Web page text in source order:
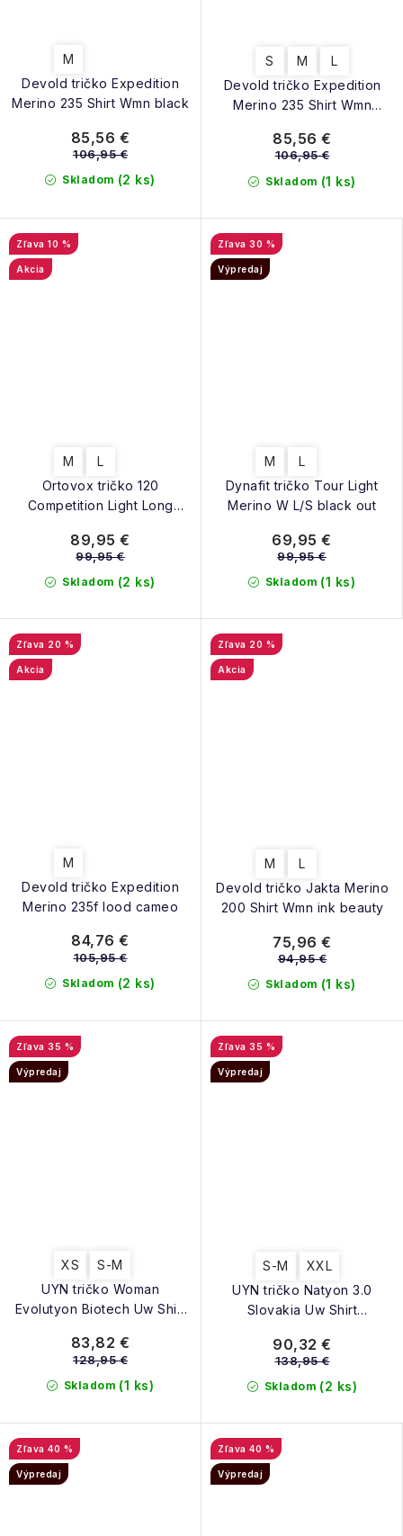
Devold tričko Expedition
Merino 235 Shirt Wmn black
M
Skladom (2 ks)
85,56 €
106,95 €
Devold tričko Expedition
Merino 235 Shirt Wmn
S M L
Skladom (1 ks)
85,56 €
106,95 €
Ortovox tričko 120
Competition Light Long
10 %
Akcia
M L
Skladom (2 ks)
89,95 €
99,95 €
Dynafit tričko Tour Light
Merino W L/S black out
30 %
Výpredaj
M L
Skladom (1 ks)
69,95 €
99,95 €
Devold tričko Expedition
Merino 235f lood cameo
20 %
Akcia
M
Skladom (2 ks)
84,76 €
105,95 €
Devold tričko Jakta Merino
200 Shirt Wmn ink beauty
20 %
Akcia
M L
Skladom (1 ks)
75,96 €
94,95 €
UYN tričko Woman
Evolutyon Biotech Uw Shirt
35 %
Výpredaj
XS S-M
Skladom (1 ks)
83,82 €
128,95 €
UYN tričko Natyon 3.0
Slovakia Uw Shirt
35 %
Výpredaj
S-M XXL
Skladom (2 ks)
90,32 €
138,95 €
40 %
Výpredaj
40 %
Výpredaj